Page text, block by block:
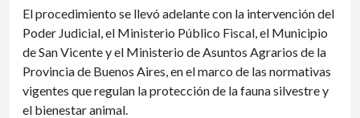
El procedimiento se llevó adelante con la intervención del
Poder Judicial, el Ministerio Público Fiscal, el Municipio
de San Vicente y el Ministerio de Asuntos Agrarios de la
Provincia de Buenos Aires, en el marco de las normativas
vigentes que regulan la protección de la fauna silvestre y
el bienestar animal.